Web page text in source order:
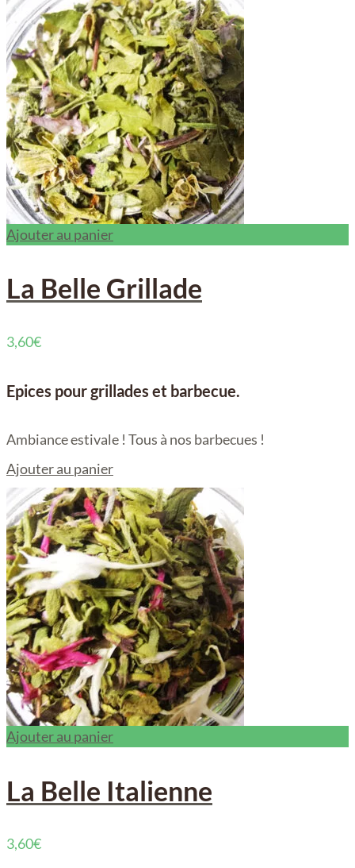
Ajouter au panier
La Belle Grillade
3,60€
Epices pour grillades et barbecue.
Ambiance estivale ! Tous à nos barbecues !
Ajouter au panier
Ajouter au panier
La Belle Italienne
3,60€